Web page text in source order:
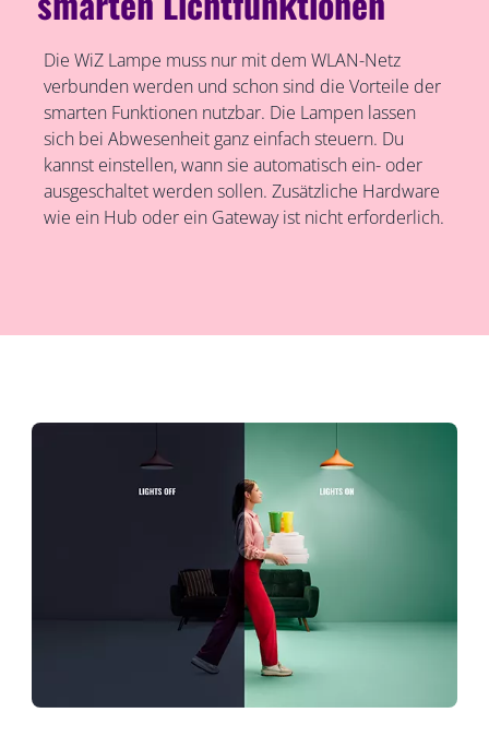
Die WiZ Lampe muss nur mit dem WLAN-Netz
verbunden werden und schon sind die Vorteile der
smarten Funktionen nutzbar. Die Lampen lassen
sich bei Abwesenheit ganz einfach steuern. Du
kannst einstellen, wann sie automatisch ein- oder
ausgeschaltet werden sollen. Zusätzliche Hardware
wie ein Hub oder ein Gateway ist nicht erforderlich.